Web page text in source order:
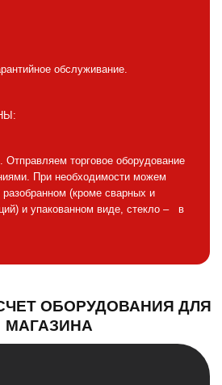
обслуживание.
Отправляем торговое оборудование
При необходимости можем
разобранном (кроме сварных и
и упакованном виде, стекло – в
ОБОРУДОВАНИЯ ДЛЯ
МАГАЗИНА